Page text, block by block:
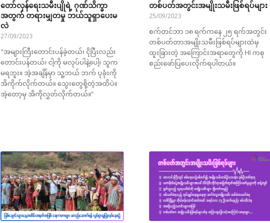
တော်လှန်ရေးသမီးပျိုရဲ့ ဂုဏ်သိက္ခာ
အတွက် တရားမျှတမှု ဘယ်သူရှာပေးမ
လဲ
27/09/2023
"အများကြီးတောင်းပန်ခဲ့တယ်၊ ငိုပြီးလည်း
တောင်းပန်တယ်၊ ငါ့ကို မလုပ်ပါနဲ့ပေါ့၊ သူက
မရဘူး။ အဲ့အချိန်မှာ သူ့ဘယ် ဘက် ပုခုံးကို
အိကိုက်လိုက်တယ်။ သွေးတွေစို့တဲ့အထိပဲ။
အဲ့တော့မှ အိကိုလွှတ်လိုက်တယ်။”
တစ်ပတ်အတွင်းအမျိုးသမီးဖြစ်ရပ်များ
25/09/2023
စက်တင်ဘာ ၁၈ ရက်ကနေ ၂၅ ရက်အတွင်း
တစ်ပတ်တာအမျိုးသမီးဖြစ်ရပ်များထဲမှ
ထူးခြားတဲ့ အကြောင်းအရာတွေကို HI ကစု
စည်းဖော်ပြပေးလိုက်ရပါတယ်။